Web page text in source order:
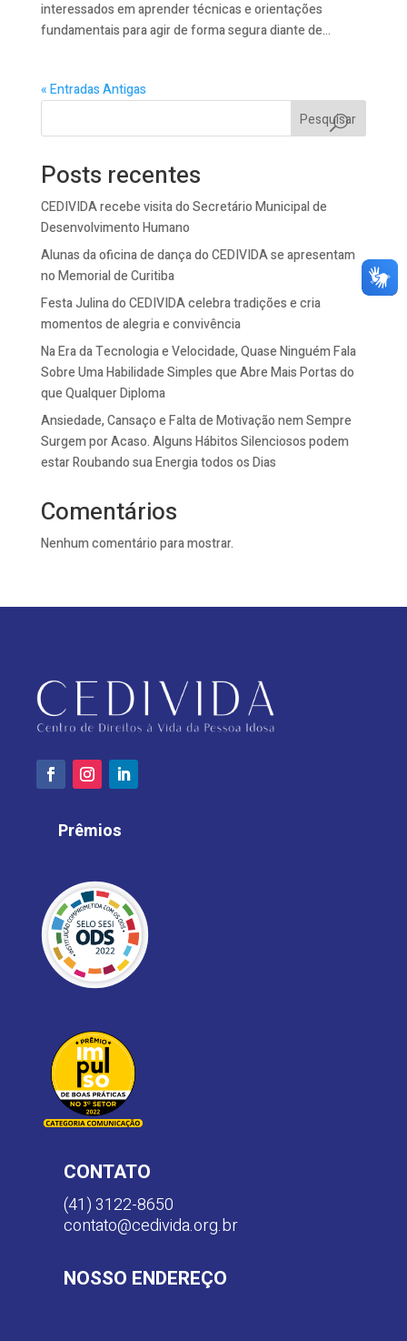
interessados em aprender técnicas e orientações
fundamentais para agir de forma segura diante de...
« Entradas Antigas
Pesquisar
Posts recentes
CEDIVIDA recebe visita do Secretário Municipal de
Desenvolvimento Humano
Alunas da oficina de dança do CEDIVIDA se apresentam
no Memorial de Curitiba
Festa Julina do CEDIVIDA celebra tradições e cria
momentos de alegria e convivência
Na Era da Tecnologia e Velocidade, Quase Ninguém Fala
Sobre Uma Habilidade Simples que Abre Mais Portas do
que Qualquer Diploma
Ansiedade, Cansaço e Falta de Motivação nem Sempre
Surgem por Acaso. Alguns Hábitos Silenciosos podem
estar Roubando sua Energia todos os Dias
Comentários
Nenhum comentário para mostrar.
Prêmios
CONTATO
(41) 3122-8650
contato@cedivida.org.br
NOSSO ENDEREÇO